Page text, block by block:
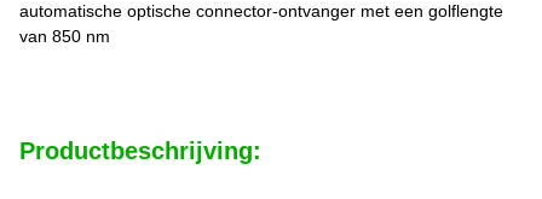
automatische optische connector-ontvanger met een golflengte
van 850 nm
Productbeschrijving: